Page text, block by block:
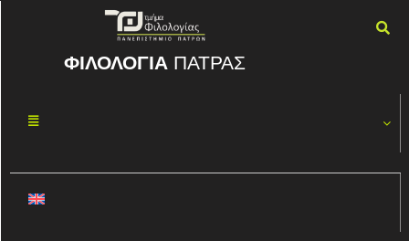
ΦΙΛΟΛΟΓΙΑ ΠΑΤΡΑΣ
26
“Αρχαία
Ελληνική